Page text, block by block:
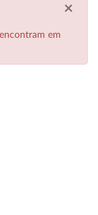
×
em